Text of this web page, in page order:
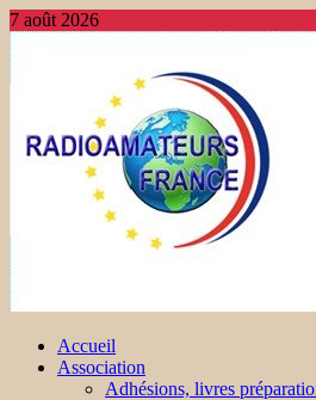
7 août 2026
Accueil
Association
Adhésions, livres